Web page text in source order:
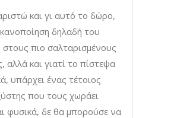
και γι αυτό το δώρο,
δηλαδή του
στους πιο σαλταρισμένους
αλλά και γιατί το πίστεψα
υπάρχει ένας τέτοιος
που τους χωράει
φυσικά, δε θα μπορούσε να